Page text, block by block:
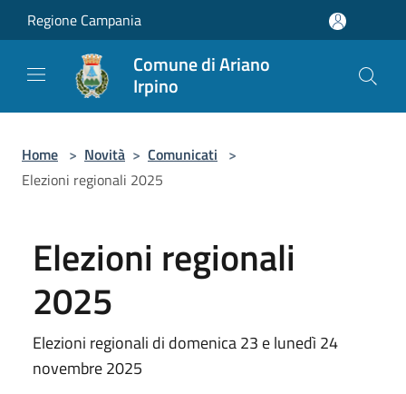
Salta al contenuto principale
Regione Campania
Comune di Ariano
Irpino
Home > Novità > Comunicati >
Elezioni regionali 2025
Elezioni regionali
2025
Elezioni regionali di domenica 23 e lunedì 24
novembre 2025